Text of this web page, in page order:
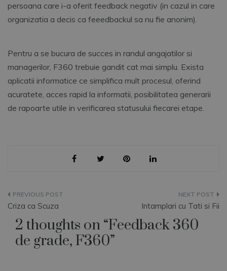
persoana care i-a oferit feedback negativ (in cazul in care
organizatia a decis ca feeedbackul sa nu fie anonim).
Pentru a se bucura de succes in randul angajatilor si
managerilor, F360 trebuie gandit cat mai simplu. Exista
aplicatii informatice ce simplifica mult procesul, oferind
acuratete, acces rapid la informatii, posibilitatea generarii
de rapoarte utile in verificarea statusului fiecarei etape.
Navigare
în
articole
Criza ca Scuza Intamplari cu Tati si Fii
2 thoughts on “Feedback 360
de grade, F360”